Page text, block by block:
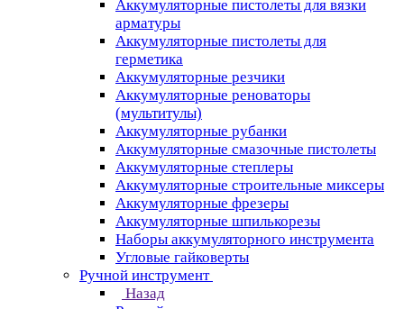
Аккумуляторные пистолеты для вязки
арматуры
Аккумуляторные пистолеты для
герметика
Аккумуляторные резчики
Аккумуляторные реноваторы
(мультитулы)
Аккумуляторные рубанки
Аккумуляторные смазочные пистолеты
Аккумуляторные степлеры
Аккумуляторные строительные миксеры
Аккумуляторные фрезеры
Аккумуляторные шпилькорезы
Наборы аккумуляторного инструмента
Угловые гайковерты
Ручной инструмент
Назад